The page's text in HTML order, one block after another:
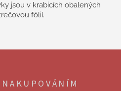
jsou v krabicích obalených
fólií.